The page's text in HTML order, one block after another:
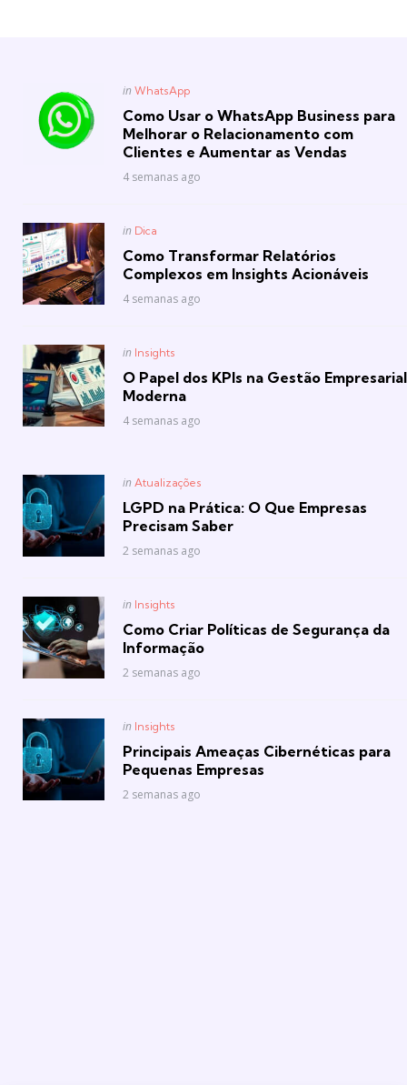
Posted
in WhatsApp
Como Usar o WhatsApp Business para
Melhorar o Relacionamento com
Clientes e Aumentar as Vendas
4 semanas ago
Posted
in Dica
Como Transformar Relatórios
Complexos em Insights Acionáveis
4 semanas ago
Posted
in Insights
O Papel dos KPIs na Gestão Empresarial
Moderna
4 semanas ago
Posted
in Atualizações
LGPD na Prática: O Que Empresas
Precisam Saber
2 semanas ago
Posted
in Insights
Como Criar Políticas de Segurança da
Informação
2 semanas ago
Posted
in Insights
Principais Ameaças Cibernéticas para
Pequenas Empresas
2 semanas ago